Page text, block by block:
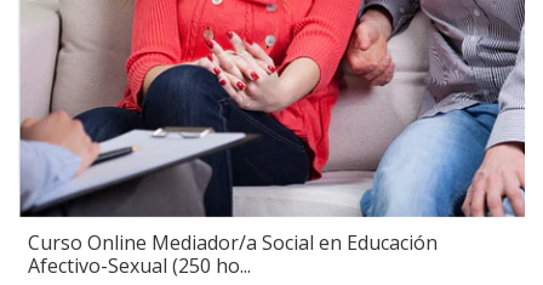
Curso Online Mediador/a Social en Educación
Afectivo-Sexual (250 ho...